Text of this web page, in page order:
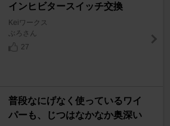
インヒビタースイッチ交換
Keiワークス
ぶろさん
27
普段なにげなく使っているワイ
パーも、じつはなかなか奥深い